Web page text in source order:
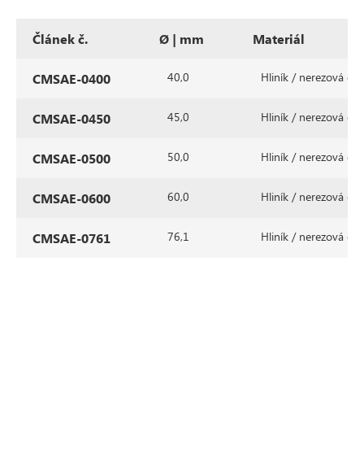
Článek č. Ø | mm Materiál
CMSAE-0400 40,0 Hliník / nerezová
CMSAE-0450 45,0 Hliník / nerezová
CMSAE-0500 50,0 Hliník / nerezová
CMSAE-0600 60,0 Hliník / nerezová
CMSAE-0761 76,1 Hliník / nerezová